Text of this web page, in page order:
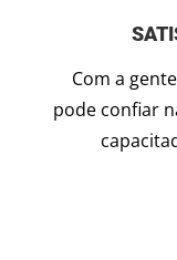
Com a
pode confiar